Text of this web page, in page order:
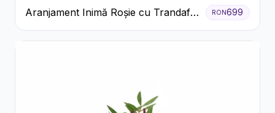
Aranjament Inimă Roșie cu Trandafiri
și Ferrero Rocher Premium
RON699